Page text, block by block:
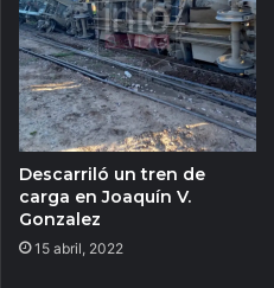
Descarriló un tren de
carga en Joaquín V.
Gonzalez
15 abril, 2022